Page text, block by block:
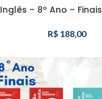
Inglês – 8º Ano – Finais
R$ 188,00